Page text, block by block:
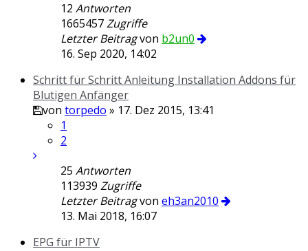
12 Antworten
1665457Zugriffe
Letzter Beitragvon b2un0
16. Sep 2020, 14:02
Schritt für Schritt Anleitung Installation Addons für
Blutigen Anfänger
von torpedo » 17. Dez 2015, 13:41
1
2
25 Antworten
113939 Zugriffe
Letzter Beitragvon eh3an2010
13. Mai 2018, 16:07
EPG für IPTV